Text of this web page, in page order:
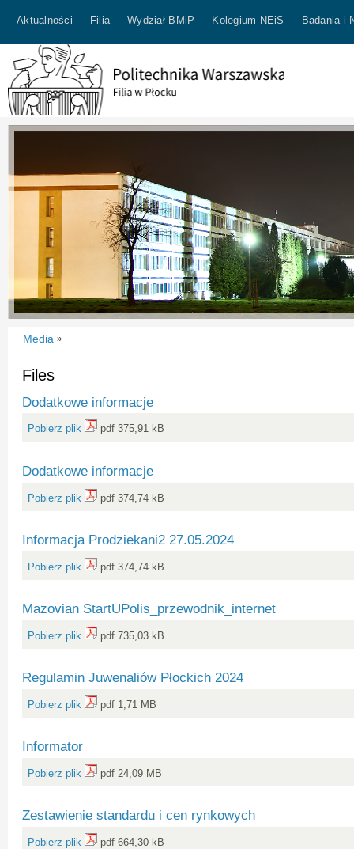
Aktualności Filia Wydział BMiP Kolegium NEiS Badania i
Media »
Files
Dodatkowe informacje
Pobierz plik pdf 375,91 kB
Dodatkowe informacje
Pobierz plik pdf 374,74 kB
Informacja Prodziekani2 27.05.2024
Pobierz plik pdf 374,74 kB
Mazovian StartUPolis_przewodnik_internet
Pobierz plik pdf 735,03 kB
Regulamin Juwenaliów Płockich 2024
Pobierz plik pdf 1,71 MB
Informator
Pobierz plik pdf 24,09 MB
Zestawienie standardu i cen rynkowych
Pobierz plik pdf 664,30 kB